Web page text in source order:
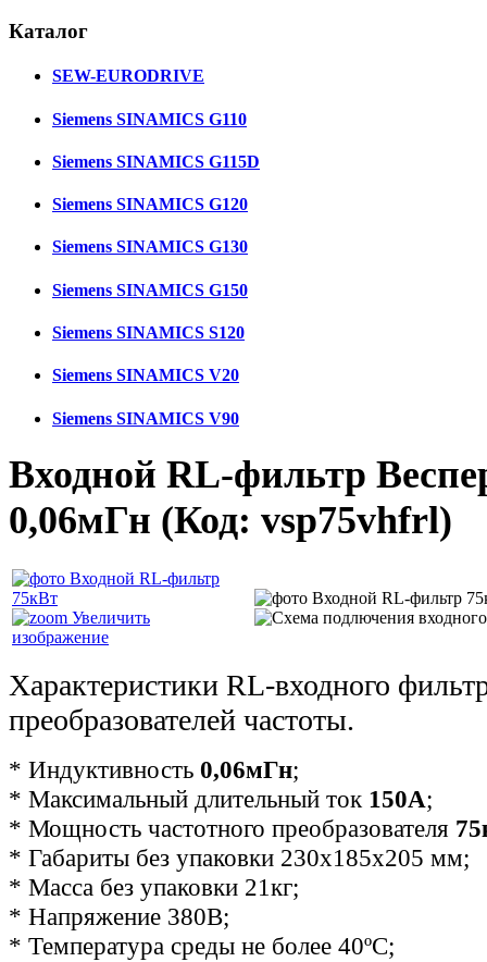
Каталог
SEW-EURODRIVE
Siemens SINAMICS G110
Siemens SINAMICS G115D
Siemens SINAMICS G120
Siemens SINAMICS G130
Siemens SINAMICS G150
Siemens SINAMICS S120
Siemens SINAMICS V20
Siemens SINAMICS V90
Входной RL-фильтр
0,06мГн (Код: vsp75vhfrl)
Увеличить
изображение
Характеристики RL-входного
преобразователей частоты.
* Индуктивность 0,06мГн;
* Максимальный длительный ток 150А;
* Мощность частотного преобразователя
* Габариты без упаковки 230х185х205 мм;
* Масса без упаковки 21кг;
* Напряжение 380В;
* Температура среды не более 40ºС;